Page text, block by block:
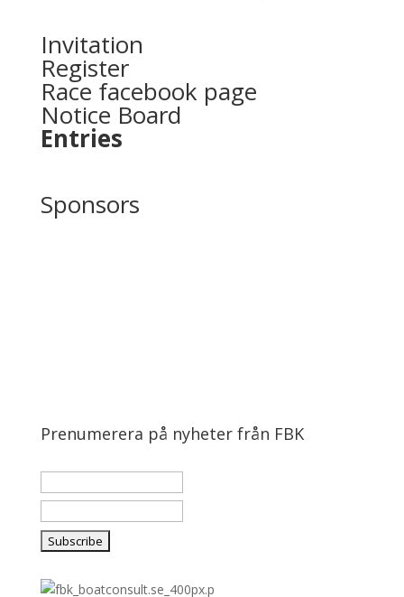
Invitation
Register
Race facebook page
Notice Board
Entries
Sponsors
Prenumerera på nyheter från FBK